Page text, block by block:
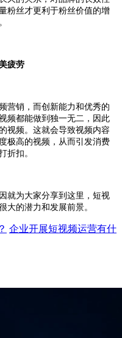
粉丝才更利于粉丝价值的增
疲劳
销，而创新能力和优秀的
频都能做到独一无二，因此
视频。这就会导致视频内容
极高的视频，从而引发消费
折扣。
为大家分享到这里，短视
大的潜力和发展前景。
企业开展短视频运营有什